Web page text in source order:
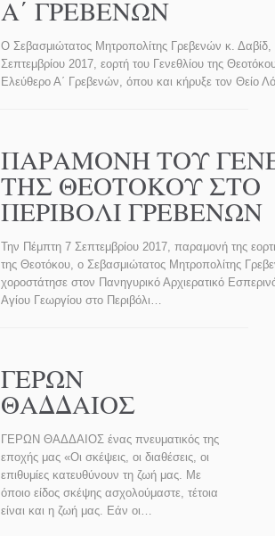
Α΄ ΓΡΕΒΕΝΩΝ
Ο Σεβασμιώτατος Μητροπολίτης Γρεβενών κ.
Σεπτεμβρίου 2017, εορτή του Γενεθλίου της
Ελεύθερο Α΄ Γρεβενών, όπου και κήρυξε τον Θείο
ΠΑΡΑΜΟΝΗ ΤΟΥ
ΤΗΣ ΘΕΟΤΟΚΟΥ ΣΤΟ
ΠΕΡΙΒΟΛΙ ΓΡΕΒΕΝΩΝ
Την Πέμπτη 7 Σεπτεμβρίου 2017, παραμονή της
της Θεοτόκου, ο Σεβασμιώτατος Μητροπολίτης
χοροστάτησε στον Πανηγυρικό Αρχιερατικό
Αγίου Γεωργίου στο Περιβόλι…
ΓΕΡΩΝ
ΘΑΔΔΑΙΟΣ
ΓΕΡΩΝ ΘΑΔΔΑΙΟΣ ένας πνευματικός της
εποχής μας «Οι σκέψεις, οι διαθέσεις, οι
επιθυμίες κατευθύνουν τη ζωή μας. Με
όποιο είδος σκέψης ασχολούμαστε, τέτοια
είναι και η ζωή μας. Εάν οι…